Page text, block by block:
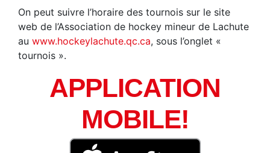
On peut suivre l’horaire des tournois sur le site
web de l’Association de hockey mineur de Lachute
au www.hockeylachute.qc.ca, sous l’onglet «
tournois ».
APPLICATION
MOBILE!